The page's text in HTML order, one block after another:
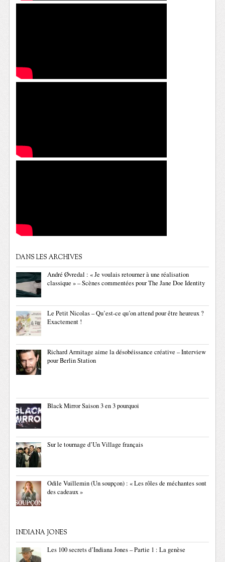
DANS LES ARCHIVES
André Øvredal : « Je voulais retourner à une réalisation
classique » – Scènes commentées pour The Jane Doe Identity
Le Petit Nicolas – Qu’est-ce qu’on attend pour être heureux ?
Exactement !
Richard Armitage aime la désobéissance créative – Interview
pour Berlin Station
Black Mirror Saison 3 en 3 pourquoi
Sur le tournage d’Un Village français
Odile Vuillemin (Un soupçon) : « Les rôles de méchantes sont
des cadeaux »
INDIANA JONES
Les 100 secrets d’Indiana Jones – Partie 1 : La genèse